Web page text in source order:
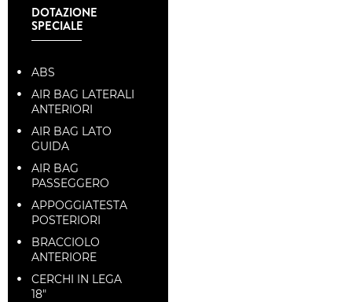
DOTAZIONE
SPECIALE
ABS
AIR BAG LATERALI
ANTERIORI
AIR BAG LATO
GUIDA
AIR BAG
PASSEGGERO
APPOGGIATESTA
POSTERIORI
BRACCIOLO
ANTERIORE
CERCHI IN LEGA
18"